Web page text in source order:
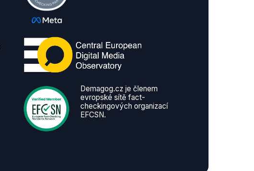
Demagog.cz je členem
evropské sítě fact-
checkingových organizací
EFCSN.